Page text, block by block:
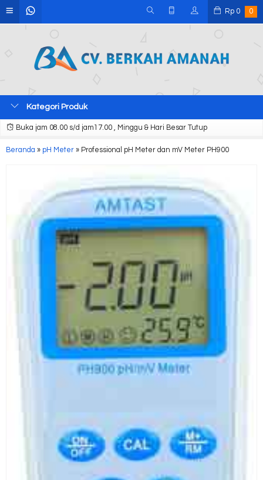
Rp 0 0
Kategori Produk
Buka jam 08.00 s/d jam17.00 , Minggu & Hari Besar Tutup
Beranda » pH Meter » Professional pH Meter dan mV Meter PH900